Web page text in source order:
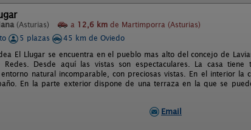
(Asturias) a 12,6 km de Martimporra (Asturias)
5 plazas
45 km de Oviedo
El Llugar se encuentra en el pueblo mas alto del concejo de
Redes. Desde aquí las vistas son espectaculares. La casa
natural incomparable, con preciosas vistas. En el interior la
En la parte exterior dispone de una terraza en la que se
Email